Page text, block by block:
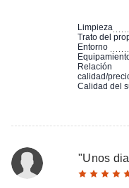
Limpieza
Trato del
Entorno
Relación
calidad/
Calidad del
"Unos